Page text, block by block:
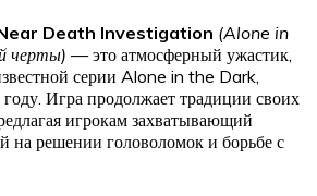
Death Investigation (Alone in
черты) — это атмосферный ужастик,
серии Alone in the Dark,
Игра продолжает традиции своих
игрокам захватывающий
на решении головоломок и борьбе с